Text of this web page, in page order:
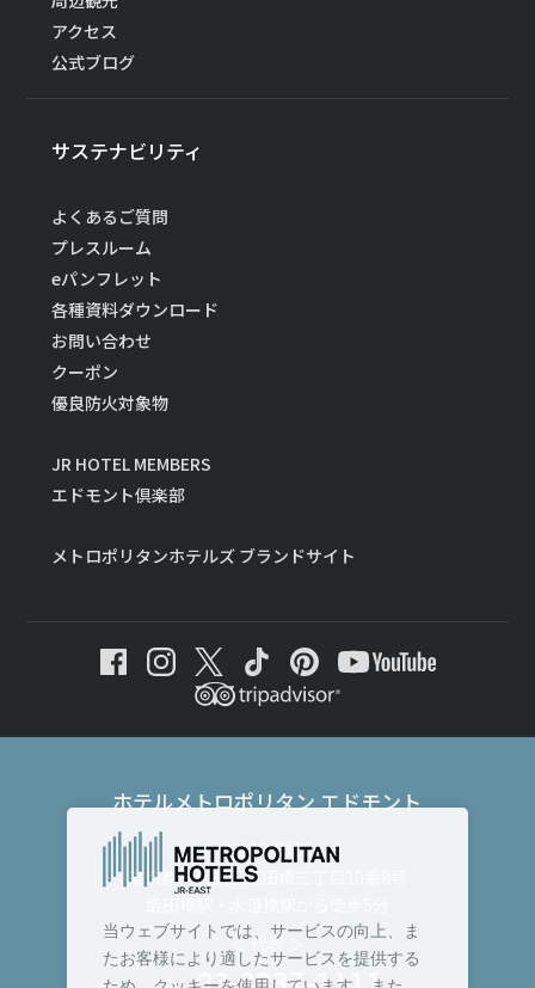
アクセス
公式ブログ
サステナビリティ
よくあるご質問
プレスルーム
eパンフレット
各種資料ダウンロード
お問い合わせ
クーポン
優良防火対象物
JR HOTEL MEMBERS
エドモント倶楽部
メトロポリタンホテルズ ブランドサイト
ホテルメトロポリタン エドモント
〒102-8130
東京都千代田区飯田橋三丁目10番8号
＜ 代表 ＞
当ウェブサイトでは、サービスの向上、ま
たお客様により適したサービスを提供する